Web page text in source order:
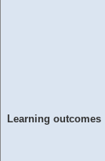
Learning outcomes